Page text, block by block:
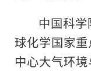
中国科
球化学国家
中心大气环